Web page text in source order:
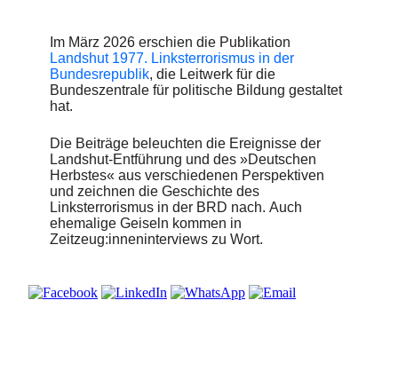
Im März 2026 erschien die Publikation
Landshut 1977. Linksterrorismus in der
Bundesrepublik, die Leitwerk für die
Bundeszentrale für politische Bildung gestaltet
hat.
Die Beiträge beleuchten die Ereignisse der
Landshut-Entführung und des »Deutschen
Herbstes« aus verschiedenen Perspektiven
und zeichnen die Geschichte des
Linksterrorismus in der BRD nach. Auch
ehemalige Geiseln kommen in
Zeitzeug:inneninterviews zu Wort.